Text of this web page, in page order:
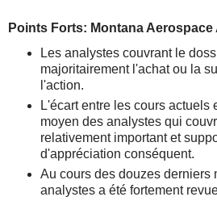
Points Forts: Montana Aerospace
Les analystes couvrant le
majoritairement l'achat ou la
l'action.
L'écart entre les cours actuels
moyen des analystes qui
relativement important et
d'appréciation conséquent.
Au cours des douzes derniers
analystes a été fortement